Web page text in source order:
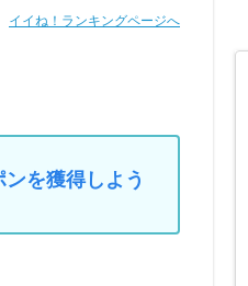
イイね！ランキングページへ
を獲得しよう